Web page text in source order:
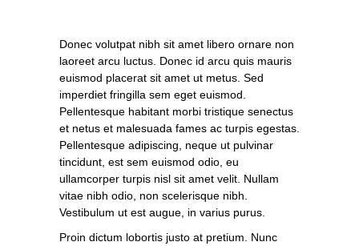
Donec volutpat nibh sit amet libero ornare non
laoreet arcu luctus. Donec id arcu quis mauris
euismod placerat sit amet ut metus. Sed
imperdiet fringilla sem eget euismod.
Pellentesque habitant morbi tristique senectus
et netus et malesuada fames ac turpis egestas.
Pellentesque adipiscing, neque ut pulvinar
tincidunt, est sem euismod odio, eu
ullamcorper turpis nisl sit amet velit. Nullam
vitae nibh odio, non scelerisque nibh.
Vestibulum ut est augue, in varius purus.
Proin dictum lobortis justo at pretium. Nunc